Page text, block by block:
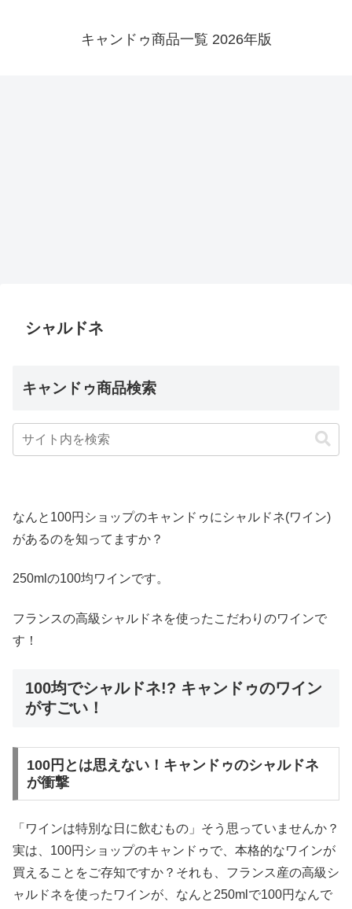
キャンドゥ商品一覧 2026年版
シャルドネ
キャンドゥ商品検索
なんと100円ショップのキャンドゥにシャルドネ(ワイン)
があるのを知ってますか？
250mlの100均ワインです。
フランスの高級シャルドネを使ったこだわりのワインで
す！
100均でシャルドネ!? キャンドゥのワイン
がすごい！
100円とは思えない！キャンドゥのシャルドネ
が衝撃
「ワインは特別な日に飲むもの」そう思っていませんか？
実は、100円ショップのキャンドゥで、本格的なワインが
買えることをご存知ですか？それも、フランス産の高級シ
ャルドネを使ったワインが、なんと250mlで100円なんで